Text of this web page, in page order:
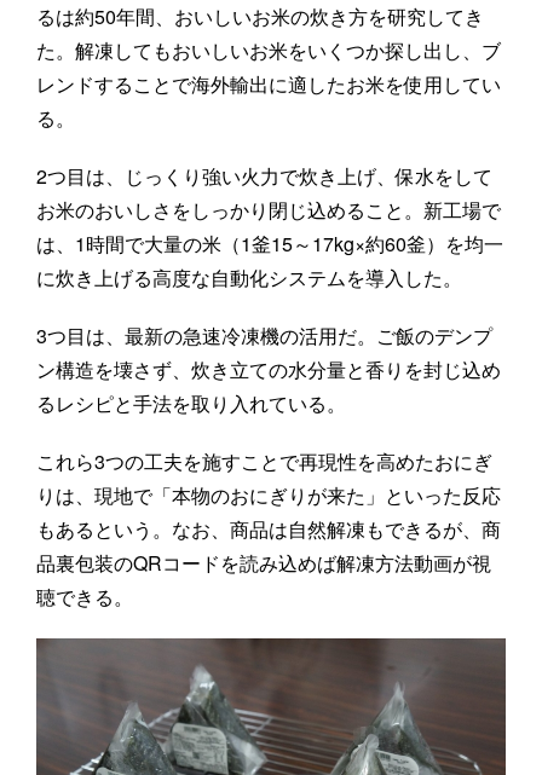
るは約50年間、おいしいお米の炊き方を研究してき
た。解凍してもおいしいお米をいくつか探し出し、ブ
レンドすることで海外輸出に適したお米を使用してい
る。
2つ目は、じっくり強い火力で炊き上げ、保水をして
お米のおいしさをしっかり閉じ込めること。新工場で
は、1時間で大量の米（1釜15～17kg×約60釜）を均一
に炊き上げる高度な自動化システムを導入した。
3つ目は、最新の急速冷凍機の活用だ。ご飯のデンプ
ン構造を壊さず、炊き立ての水分量と香りを封じ込め
るレシピと手法を取り入れている。
これら3つの工夫を施すことで再現性を高めたおにぎ
りは、現地で「本物のおにぎりが来た」といった反応
もあるという。なお、商品は自然解凍もできるが、商
品裏包装のQRコードを読み込めば解凍方法動画が視
聴できる。